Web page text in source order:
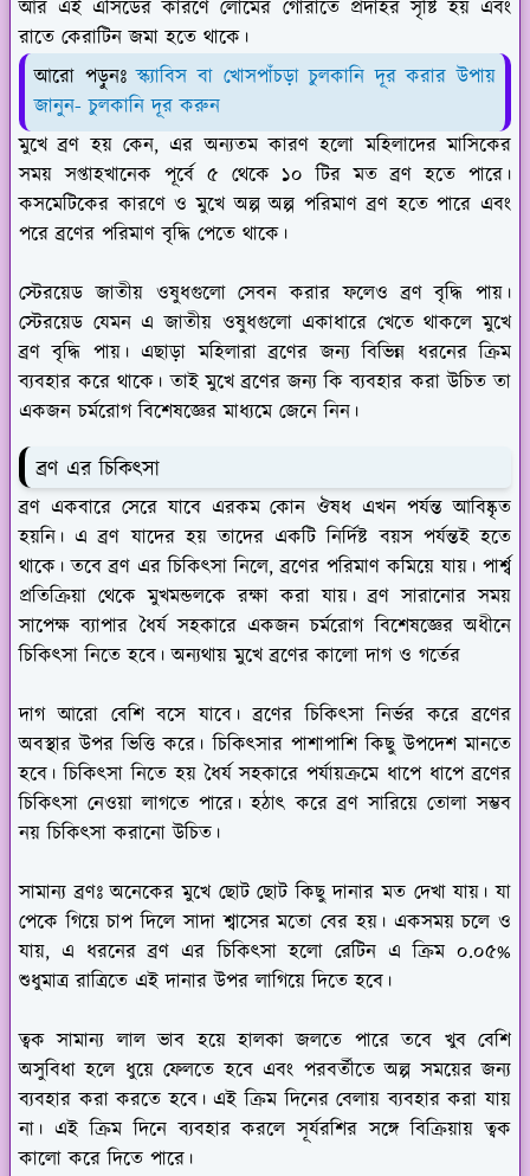
আর এই এসিডের কারণে লোমের গোরাতে প্রদাহর সৃষ্টি হয় এবং
রাতে কেরাটিন জমা হতে থাকে।
আরো পড়ুনঃস্ক্যাবিস বা খোসপাঁচড়া চুলকানি দূর করার উপায়
জানুন- চুলকানি দূর করুন
মুখে ব্রণ হয় কেন, এর অন্যতম কারণ হলো মহিলাদের মাসিকের
সময় সপ্তাহখানেক পূর্বে ৫ থেকে ১০ টির মত ব্রণ হতে পারে।
কসমেটিকের কারণে ও মুখে অল্প অল্প পরিমাণ ব্রণ হতে পারে এবং
পরে ব্রণের পরিমাণ বৃদ্ধি পেতে থাকে।
স্টেরয়েড জাতীয় ওষুধগুলো সেবন করার ফলেও ব্রণ বৃদ্ধি পায়।
স্টেরয়েড যেমন এ জাতীয় ওষুধগুলো একাধারে খেতে থাকলে মুখে
ব্রণ বৃদ্ধি পায়। এছাড়া মহিলারা ব্রণের জন্য বিভিন্ন ধরনের ক্রিম
ব্যবহার করে থাকে। তাই মুখে ব্রণের জন্য কি ব্যবহার করা উচিত তা
একজন চর্মরোগ বিশেষজ্ঞের মাধ্যমে জেনে নিন।
ব্রণ এর চিকিৎসা
ব্রণ একবারে সেরে যাবে এরকম কোন ঔষধ এখন পর্যন্ত আবিষ্কৃত
হয়নি। এ ব্রণ যাদের হয় তাদের একটি নির্দিষ্ট বয়স পর্যন্তই হতে
থাকে। তবে ব্রণ এর চিকিৎসা নিলে, ব্রণের পরিমাণ কমিয়ে যায়। পার্শ্ব
প্রতিক্রিয়া থেকে মুখমন্ডলকে রক্ষা করা যায়। ব্রণ সারানোর সময়
সাপেক্ষ ব্যাপার ধৈর্য সহকারে একজন চর্মরোগ বিশেষজ্ঞের অধীনে
চিকিৎসা নিতে হবে। অন্যথায় মুখে ব্রণের কালো দাগ ও গর্তের
দাগ আরো বেশি বসে যাবে। ব্রণের চিকিৎসা নির্ভর করে ব্রণের
অবস্থার উপর ভিত্তি করে। চিকিৎসার পাশাপাশি কিছু উপদেশ মানতে
হবে। চিকিৎসা নিতে হয় ধৈর্য সহকারে পর্যায়ক্রমে ধাপে ধাপে ব্রণের
চিকিৎসা নেওয়া লাগতে পারে। হঠাৎ করে ব্রণ সারিয়ে তোলা সম্ভব
নয় চিকিৎসা করানো উচিত।
সামান্য ব্রণঃঅনেকের মুখে ছোট ছোট কিছু দানার মত দেখা যায়। যা
পেকে গিয়ে চাপ দিলে সাদা শ্বাসের মতো বের হয়। একসময় চলে ও
যায়, এ ধরনের ব্রণ এর চিকিৎসা হলো রেটিন এ ক্রিম ০.০৫%
শুধুমাত্র রাত্রিতে এই দানার উপর লাগিয়ে দিতে হবে।
ত্বক সামান্য লাল ভাব হয়ে হালকা জলতে পারে তবে খুব বেশি
অসুবিধা হলে ধুয়ে ফেলতে হবে এবং পরবর্তীতে অল্প সময়ের জন্য
ব্যবহার করা করতে হবে। এই ক্রিম দিনের বেলায় ব্যবহার করা যায়
না। এই ক্রিম দিনে ব্যবহার করলে সূর্যরশির সঙ্গে বিক্রিয়ায় ত্বক
কালো করে দিতে পারে।